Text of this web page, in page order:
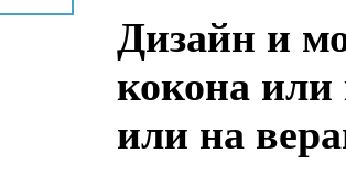
Дизайн и
кокона или
или на